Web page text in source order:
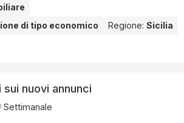
di tipo economico Regione: Sicilia
sui nuovi annunci
Settimanale